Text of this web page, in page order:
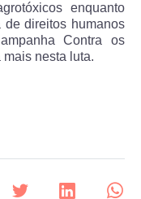
enquanto
de direitos humanos
Contra os
nesta luta.